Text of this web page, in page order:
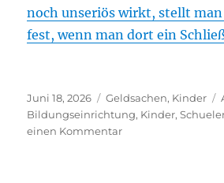
noch unseriös wirkt, stellt man
fest, wenn man dort ein
Veröffentlicht
am
Juni 18, 2026 Kategorien
Geldsachen, Kinder
Bildungseinrichtung, Kinder,
einen Kommentarzu